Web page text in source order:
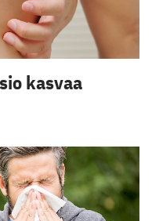
kasvaa